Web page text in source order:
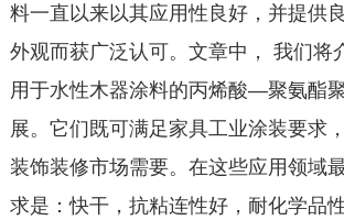
料一直以来以其应用性良好，并提供
外观而获广泛认可。文章中， 我们将
用于水性木器涂料的丙烯酸—聚氨酯
展。它们既可满足家具工业涂装要求
装饰装修市场需要。在这些应用领域
求是：快干，抗粘连性好，耐化学品